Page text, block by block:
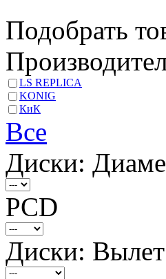
Подобрать
LS REPLICA
KONIG
КиК
Все
Диски:
PCD
Диски: